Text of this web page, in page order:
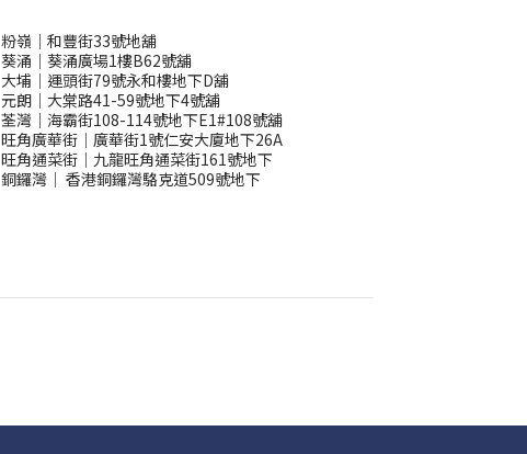
粉嶺｜和豐街33號地舖
葵涌｜葵涌廣場1樓B62號舖
大埔｜運頭街79號永和樓地下D舖
元朗｜大棠路41-59號地下4號舖
荃灣｜海霸街108-114號地下E1#108號舖
旺角廣華街｜廣華街1號仁安大廈地下26A
旺角通菜街｜九龍旺角通菜街161號地下
銅鑼灣 ｜ 香港銅鑼灣駱克道509號地下